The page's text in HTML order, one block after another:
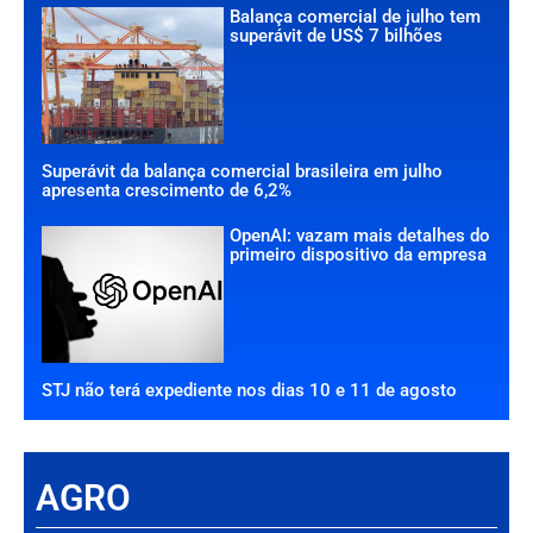
Balança comercial de julho tem
superávit de US$ 7 bilhões
Superávit da balança comercial brasileira em julho
apresenta crescimento de 6,2%
OpenAI: vazam mais detalhes do
primeiro dispositivo da empresa
STJ não terá expediente nos dias 10 e 11 de agosto
AGRO